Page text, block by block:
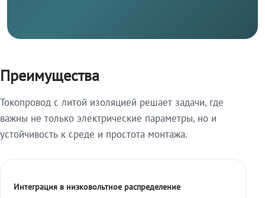
Преимущества
Токопровод с литой изоляцией решает задачи, где
важны не только электрические параметры, но и
устойчивость к среде и простота монтажа.
Интеграция в низковольтное распределение